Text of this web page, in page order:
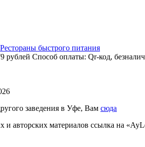
Рестораны быстрого питания
рублей Способ оплаты: Qr-код,
заведения в Уфе, Вам сюда
авторских материалов ссылка на